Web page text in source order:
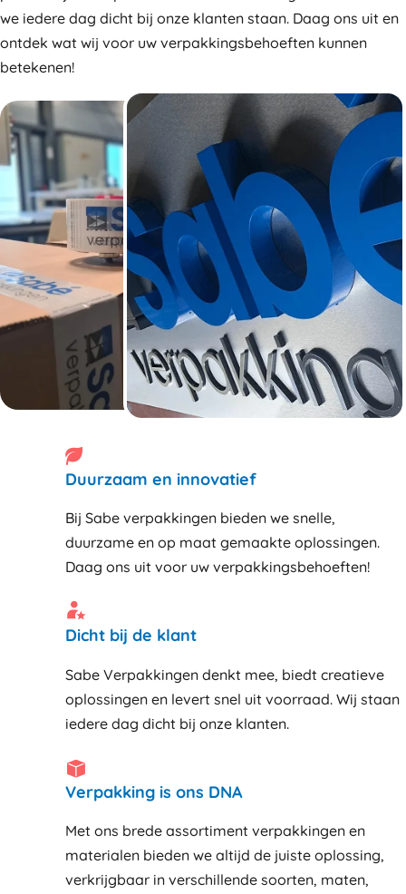
we iedere dag dicht bij onze klanten staan. Daag ons uit en
ontdek wat wij voor uw verpakkingsbehoeften kunnen
betekenen!
Duurzaam en innovatief
Bij Sabe verpakkingen bieden we snelle,
duurzame en op maat gemaakte oplossingen.
Daag ons uit voor uw verpakkingsbehoeften!
Dicht bij de klant
Sabe Verpakkingen denkt mee, biedt creatieve
oplossingen en levert snel uit voorraad. Wij staan
iedere dag dicht bij onze klanten
Verpakking is ons DNA
Met ons brede assortiment verpakkingen en
materialen bieden we altijd de juiste oplossing,
verkrijgbaar in verschillende soorten, maten,